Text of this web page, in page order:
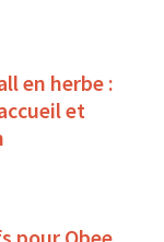
en herbe :
et